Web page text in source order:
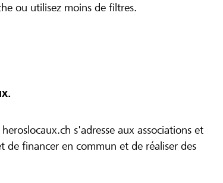
ou utilisez moins de filtres.
s'adresse aux associations et
financer en commun et de réaliser des